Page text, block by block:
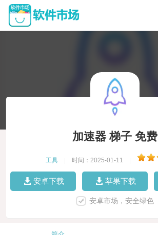
加速器 梯子 免费
工具 时间：2025-01-11
安卓下载 苹果下载
安卓市场，安全绿色